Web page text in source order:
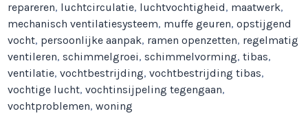
repareren, luchtcirculatie, luchtvochtigheid, maatwerk,
mechanisch ventilatiesysteem, muffe geuren,opstijgend
vocht, persoonlijke aanpak, ramen openzetten, regelmatig
ventileren,schimmelgroei,schimmelvorming,tibas,
ventilatie,vochtbestrijding,vochtbestrijding tibas,
vochtige lucht,vochtinsijpeling tegengaan,
vochtproblemen,woning